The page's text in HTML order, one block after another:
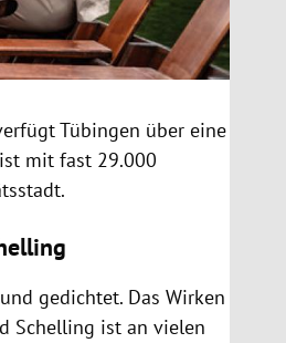
Tübingen über eine
mit fast 29.000
gedichtet. Das Wirken
Schelling ist an vielen